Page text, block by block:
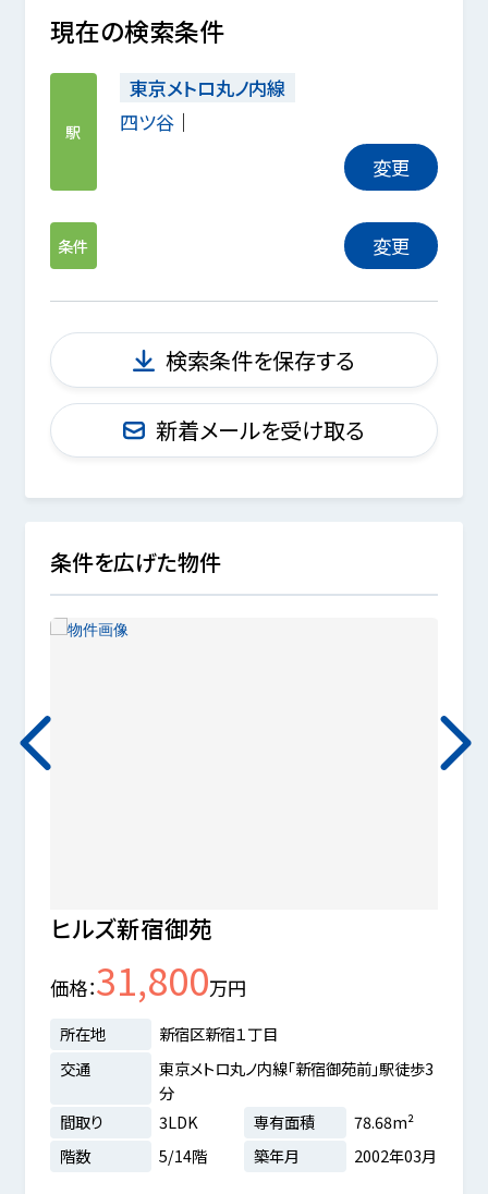
現在の検索条件
駅
東京メトロ丸ノ内線
四ツ谷
変更
条件 変更
検索条件を保存する
新着メールを受け取る
条件を広げた物件
ヒルズ新宿御苑
価格 31,800万円
所在地
新宿区新宿１丁目
交通
東京メトロ丸ノ内線「新宿御苑前」駅徒歩3
分
間取り
3LDK 専有面積
78.68m²
階数
5/14階 築年月 2002年03月